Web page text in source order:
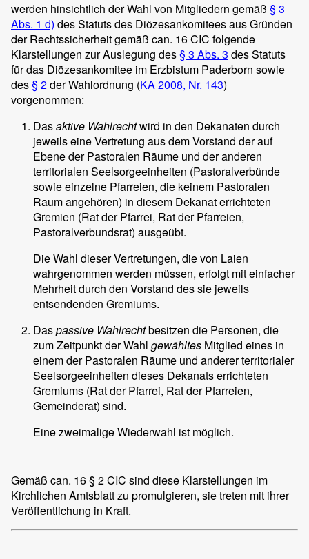
werden hinsichtlich der Wahl von Mitgliedern gemäß § 3
Abs. 1 d) des Statuts des Diözesankomitees aus Gründen
der Rechtssicherheit gemäß can. 16 CIC folgende
Klarstellungen zur Auslegung des§ 3 Abs. 3 des Statuts
für das Diözesankomitee im Erzbistum Paderborn sowie
des§ 2der Wahlordnung (KA 2008, Nr. 143)
vorgenommen:
Dasaktive Wahlrechtwird in den Dekanaten durch
jeweils eine Vertretung aus dem Vorstand der auf
Ebene der Pastoralen Räume und der anderen
territorialen Seelsorgeeinheiten (Pastoralverbünde
sowie einzelne Pfarreien, die keinem Pastoralen
Raum angehören) in diesem Dekanat errichteten
Gremien (Rat der Pfarrei, Rat der Pfarreien,
Pastoralverbundsrat) ausgeübt.
Die Wahl dieser Vertretungen, die von Laien
wahrgenommen werden müssen, erfolgt mit einfacher
Mehrheit durch den Vorstand des sie jeweils
entsendenden Gremiums.
Daspassive Wahlrechtbesitzen die Personen, die
zum Zeitpunkt der Wahl gewähltes Mitglied eines in
einem der Pastoralen Räume und anderer territorialer
Seelsorgeeinheiten dieses Dekanats errichteten
Gremiums (Rat der Pfarrei, Rat der Pfarreien,
Gemeinderat) sind.
Eine zweimalige Wiederwahl ist möglich.
Gemäß can. 16 § 2 CIC sind diese Klarstellungen im
Kirchlichen Amtsblatt zu promulgieren, sie treten mit ihrer
Veröffentlichung in Kraft.